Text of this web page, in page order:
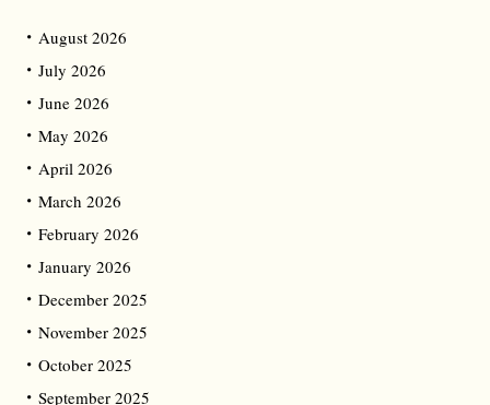
August 2026
July 2026
June 2026
May 2026
April 2026
March 2026
February 2026
January 2026
December 2025
November 2025
October 2025
September 2025